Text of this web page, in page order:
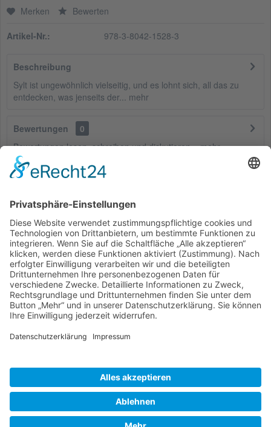
Merken Bewerten
Artikel-Nr.: 978-3-8042-1528-3
Beschreibung
Sylt ist ungewöhnlich vielseitig, und es lohnt sich, all das zu
entdecken, was jenseits der... mehr
Bewertungen
0
Bewertungen lesen, schreiben und diskutieren...mehr
Kunden haben sich ebenfalls angesehen
Service Hotline
Shop Service
Informationen
* Alle Preise inkl. gesetzl. Mehrwertsteuer zzgl.Versandkostenund ggf.
Nachnahmegebühren, wenn nicht anders beschrieben
Bestellung Downloads
Widerrufsbelehrung Datenschutz
Impressum
Realisiert mit Shopware